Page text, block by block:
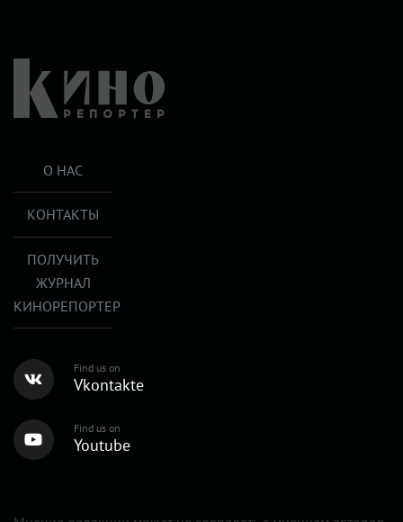
О НАС
КОНТАКТЫ
ПОЛУЧИТЬ
ЖУРНАЛ
КИНОРЕПОРТЕР
Find us on
Vkontakte
Find us on
Youtube